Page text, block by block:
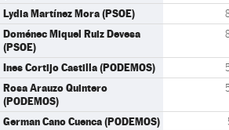
Lydia Martínez Mora (PSOE)
Doménec Miquel Ruiz Devesa
(PSOE)
Ines Cortijo Castilla (PODEMOS)
Rosa Arauzo Quintero
(PODEMOS)
German Cano Cuenca (PODEMOS)